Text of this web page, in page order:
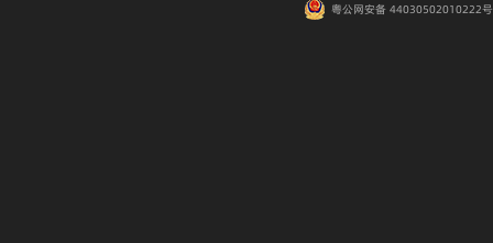
粤公网安备 44030502010222号